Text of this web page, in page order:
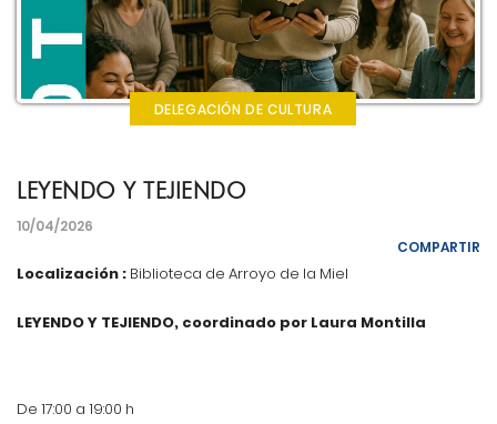
DELEGACIÓN DE CULTURA
LEYENDO Y TEJIENDO
10/04/2026
COMPARTIR
Localización : Biblioteca de Arroyo de la Miel
LEYENDO Y TEJIENDO, coordinado por Laura Montilla
De 17:00 a 19:00 h